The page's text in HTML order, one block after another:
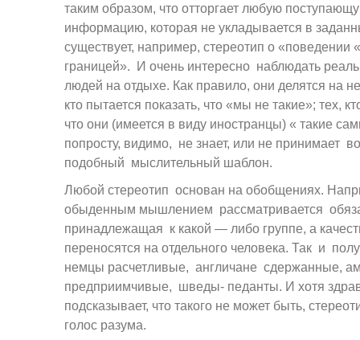
таким образом, что отторгает любую
информацию, которая не укладывается в
существует, например, стереотип о «поведении
границей». И очень интересно наблюдать
людей на отдыхе. Как правило, они делятся на
кто пытается показать, что «мы не такие»; тех,
что они (имеется в виду иностранцы) « такие
попросту, видимо, не знает, или не принимает
подобный мыслительный шаблон.
Любой стереотип основан на обобщениях.
обыденным мышлением рассматривается
принадлежащая к какой — либо группе, а
переносятся на отдельного человека. Так и
немцы расчетливые, англичане сдержанные,
предприимчивые, шведы- педанты. И хотя
подсказывает, что такого не может быть,
голос разума.